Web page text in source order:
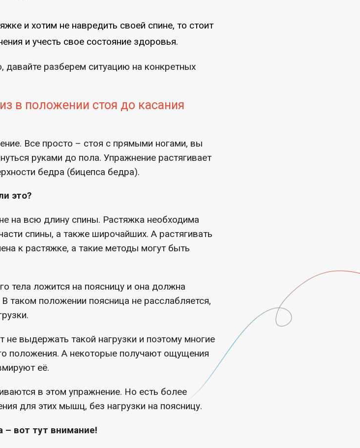
и хотим не навредить своей спине, то стоит
и учесть свое состояние здоровья.
разберем ситуацию на конкретных
в положении стоя до касания
Все просто – стоя с прямыми ногами, вы
руками до пола. Упражнение растягивает
бедра (бицепса бедра).
это?
на всю длину спины. Растяжка необходима
спины, а также широчайших. А растягивать
к растяжке, а такие методы могут быть
тела ложится на поясницу и она должна
таком положении поясница не расслабляется,
не выдержать такой нагрузки и поэтому многие
положения. А некоторые получают ощущения
её.
в этом упражнение. Но есть более
для этих мышц, без нагрузки на поясницу.
вот тут внимание!